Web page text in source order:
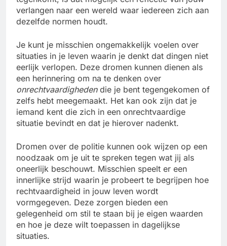
verlangen naar een wereld waar iedereen zich aan
dezelfde normen houdt.
Je kunt je misschien ongemakkelijk voelen over
situaties in je leven waarin je denkt dat dingen niet
eerlijk verlopen. Deze dromen kunnen dienen als
een herinnering om na te denken over
onrechtvaardighedendie je bent tegengekomen of
zelfs hebt meegemaakt. Het kan ook zijn dat je
iemand kent die zich in een onrechtvaardige
situatie bevindt en dat je hierover nadenkt.
Dromen over de politie kunnen ook wijzen op een
noodzaak om je uit te spreken tegen wat jij als
oneerlijk beschouwt. Misschien speelt er een
innerlijke strijd waarin je probeert te begrijpen hoe
rechtvaardigheid in jouw leven wordt
vormgegeven. Deze zorgen bieden een
gelegenheid om stil te staan bij je eigen waarden
en hoe je deze wilt toepassen in dagelijkse
situaties.